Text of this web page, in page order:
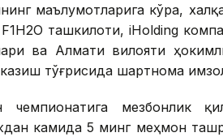
маълумотларига кўра,
ташкилоти, iHolding
ва Алмати вилояти
тўғрисида шартнома
чемпионатига мезбонлик
камида 5 минг меҳмон